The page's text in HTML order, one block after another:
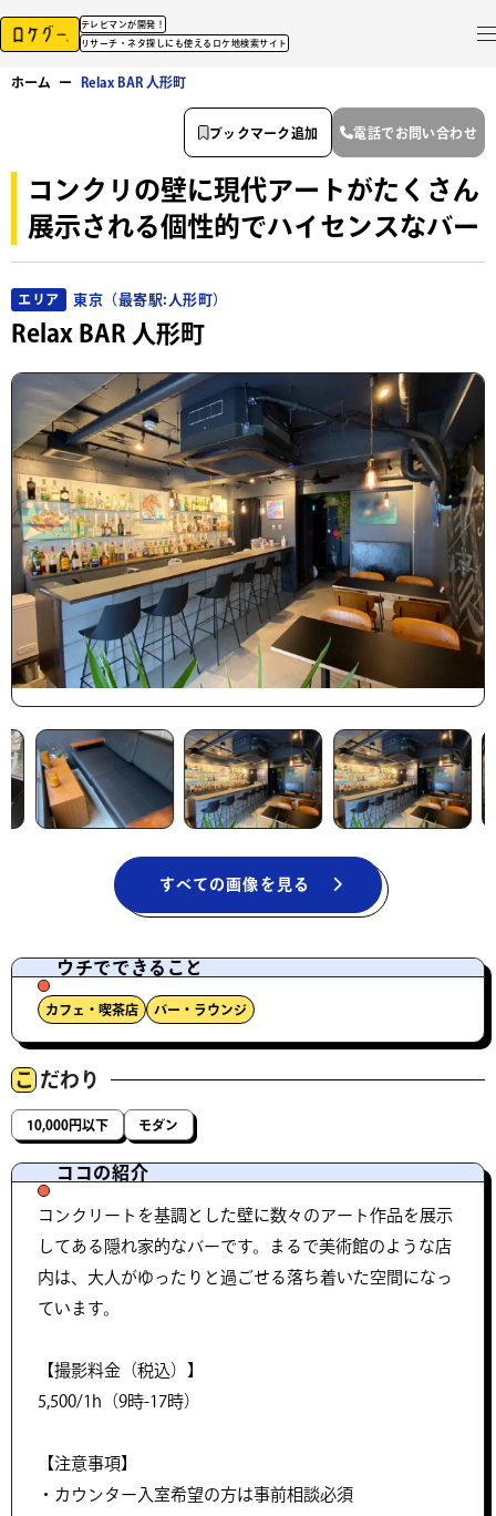
テレビマンが開発！
リサーチ・ネタ探しにも使えるロケ地検索サイト
ホーム ー Relax BAR 人形町
コンクリの壁に現代アートがたくさん
展示される個性的でハイセンスなバー
エリア 東京（最寄駅:人形町）
Relax BAR 人形町
すべての画像を見る
ウチでできること
カフェ・喫茶店 バー・ラウンジ
こ だわり
10,000円以下 モダン
ココの紹介
コンクリートを基調とした壁に数々のアート作品を展示
してある隠れ家的なバーです。まるで美術館のような店
内は、大人がゆったりと過ごせる落ち着いた空間になっ
ています。
【撮影料金（税込）】
5,500/1h（9時-17時）
【注意事項】
・カウンター入室希望の方は事前相談必須
ブックマーク追加 電話でお問い合わせ